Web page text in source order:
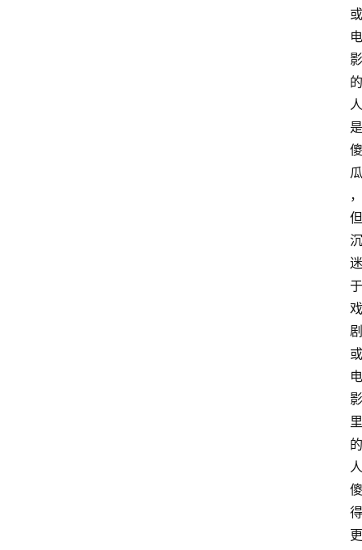
或
电
影
的
人
是
傻
瓜
，
但
沉
迷
于
戏
剧
或
电
影
里
的
人
傻
得
更